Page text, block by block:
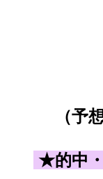
（予
★的中